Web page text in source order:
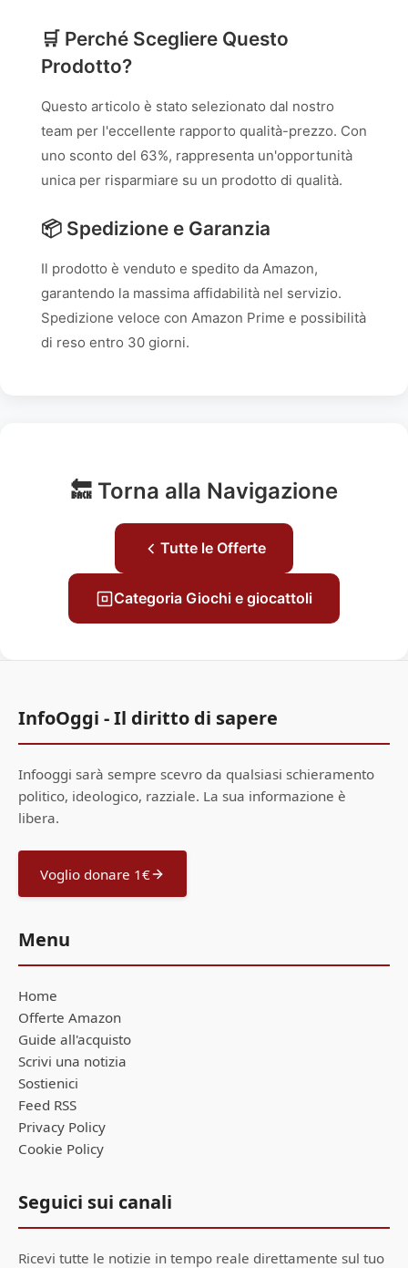
🛒 Perché Scegliere Questo
Prodotto?
Questo articolo è stato selezionato dal nostro
team per l'eccellente rapporto qualità-prezzo. Con
uno sconto del 63%, rappresenta un'opportunità
unica per risparmiare su un prodotto di qualità.
📦 Spedizione e Garanzia
Il prodotto è venduto e spedito da Amazon,
garantendo la massima affidabilità nel servizio.
Spedizione veloce con Amazon Prime e possibilità
di reso entro 30 giorni.
🔙 Torna alla Navigazione
Tutte le Offerte
Categoria Giochi e giocattoli
InfoOggi - Il diritto di sapere
Infooggi sarà sempre scevro da qualsiasi schieramento
politico, ideologico, razziale. La sua informazione è
libera.
Voglio donare 1€
Menu
Home
Offerte Amazon
Guide all'acquisto
Scrivi una notizia
Sostienici
Feed RSS
Privacy Policy
Cookie Policy
Seguici sui canali
Ricevi tutte le notizie in tempo reale direttamente sul tuo